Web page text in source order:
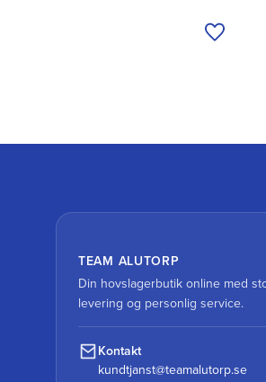
Tilføj til
TEAM ALUTORP
Din hovslagerbutik online med
levering og personlig service.
Kontakt
kundtjanst@teamalutorp.se